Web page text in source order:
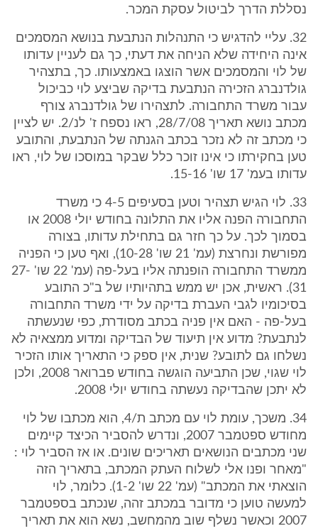
נסללת הדרך לביטול עסקת המכר.
32. עליי להדגיש כי התנהלות הנתבעת בנושא המסמכים
אינה היחידה שלא הניחה את דעתי, כך גם לעניין עדותו
של לוי והמסמכים אשר הוצגו באמצעותו. כך, בתצהיר
גולדנברג הזכירה הנתבעת בדיקה שביצע לוי כביכול
עבור משרד התחבורה. לתצהירו של גולדנברג צורף
מכתב נושא תאריך 28/7/08, ראו נספח ז' לנ/2. יש לציין
כי מכתב זה לא נזכר בכתב הגנתה של הנתבעת, והתובע
טען בחקירתו כי אינו זוכר כלל שבקר במוסכו של לוי, ראו
עדותו בעמ' 17 שו' 15-16.
33. לוי הגיש תצהיר וטען בסעיפים 4-5 כי משרד
התחבורה הפנה אליו את התלונה בחודש יולי 2008 או
בסמוך לכך. על כך חזר גם בתחילת עדותו, בצורה
מפורשת ונחרצת (עמ' 21 שו' 10-28), ואף טען כי הפניה
ממשרד התחבורה הופנתה אליו בעל-פה (עמ' 22 שו' 27-
31). ראשית, אכן יש ממש בתהיותיו של ב"כ התובע
בסיכומיו לגבי העברת בדיקה על ידי משרד התחבורה
בעל-פה - האם אין פניה בכתב מסודרת, כפי שנעשתה
לנתבעת? מדוע אין תיעוד של הבדיקה ומדוע ממצאיה לא
נשלחו גם לתובע? שנית, אין ספק כי התאריך אותו הזכיר
לוי שגוי, שכן התביעה הוגשה בחודש פברואר 2008, ולכן
לא יתכן שהבדיקה נעשתה בחודש יולי 2008.
34. משכך, עומת לוי עם מכתב ת/4, הוא מכתבו של לוי
מחודש ספטמבר 2007, ונדרש להסביר הכיצד קיימים
שני מכתבים הנושאים תאריכים שונים. או אז הסביר לוי :
"מאחר ופנו אלי לשלוח העתק המכתב, בתאריך הזה
הוצאתי את המכתב" (עמ' 22 שו' 1-2). כלומר, לוי
למעשה טוען כי מדובר במכתב זהה, שנכתב בספטמבר
2007 וכאשר נשלף שוב מהמחשב, נשא הוא את תאריך